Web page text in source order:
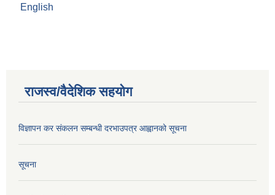
English
राजस्व/वैदेशिक सहयोग
विज्ञापन कर संकलन सम्बन्धी दरभाउपत्र आह्वानको सूचना
सूचना